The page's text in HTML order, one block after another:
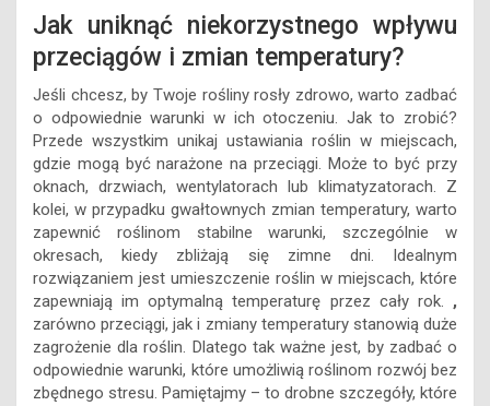
Jak uniknąć niekorzystnego wpływu
przeciągów i zmian temperatury?
Jeśli chcesz, by Twoje rośliny rosły zdrowo, warto zadbać
o odpowiednie warunki w ich otoczeniu. Jak to zrobić?
Przede wszystkim unikaj ustawiania roślin w miejscach,
gdzie mogą być narażone na przeciągi. Może to być przy
oknach, drzwiach, wentylatorach lub klimatyzatorach. Z
kolei, w przypadku gwałtownych zmian temperatury, warto
zapewnić roślinom stabilne warunki, szczególnie w
okresach, kiedy zbliżają się zimne dni. Idealnym
rozwiązaniem jest umieszczenie roślin w miejscach, które
zapewniają im optymalną temperaturę przez cały rok. ,
zarówno przeciągi, jak i zmiany temperatury stanowią duże
zagrożenie dla roślin. Dlatego tak ważne jest, by zadbać o
odpowiednie warunki, które umożliwią roślinom rozwój bez
zbędnego stresu. Pamiętajmy – to drobne szczegóły, które